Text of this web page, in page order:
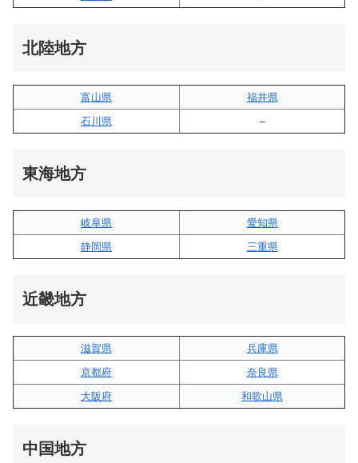
北陸地方
富山県
福井県
石川県
–
東海地方
岐阜県
愛知県
静岡県
三重県
近畿地方
滋賀県
兵庫県
京都府
奈良県
大阪府
和歌山県
中国地方